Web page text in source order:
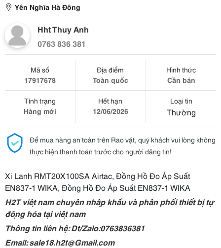
Yên Nghĩa Hà Đông
Hht Thuy Anh
0763 836 381
Mã số
17917678
Địa điểm
Toàn quốc
Hình thức
Cần bán
Tình trạng
Hàng mới
Hết hạn
12/06/2026
Loại tin
Thường
Để mua hàng an toàn trên Rao vặt, quý khách vui lòng không
thực hiện thanh toán trước cho người đăng tin!
Xi Lanh RMT20X100SA Airtac, Đồng Hồ Đo Áp Suất
EN837-1 WIKA, Đồng Hồ Đo Áp Suất EN837-1 WIKA
H2T việt nam chuyên nhập khẩu và phân phối thiết bị tự
động hóa tại việt nam
Thông tin liên hệ: Dt/Zalo:0763836381
Email: sale18.h2t@Gmail.com